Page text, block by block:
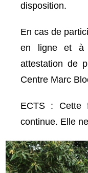
disposition.
En cas de
en ligne et à
attestation de
Centre Marc
ECTS : Cette
continue. Elle